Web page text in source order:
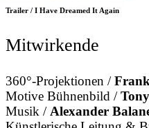
Trailer / I Have Dreamed It Again
Mitwirkende
360°-Projektionen /
Motive Bühnenbild /
Musik / Alexander